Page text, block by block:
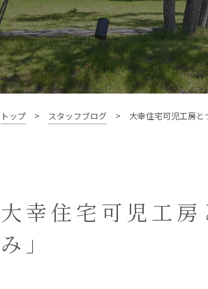
TEL.0574-60-1161
受付時間：9:00～17:00
資料請求・お問い合わせ
トップ > スタッフブログ > 大幸住宅可児工房と
大幸住宅可児工
み」